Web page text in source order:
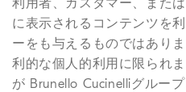
利用者、カスタマー、また
に表示されるコンテンツを
ーをも与えるものではあり
利的な個人的利用に限られ
が Brunello Cucinelliグルー